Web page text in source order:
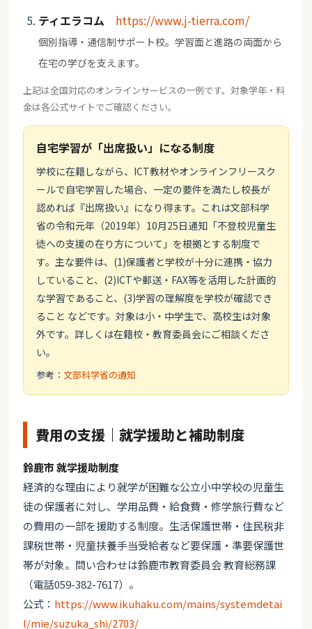
ティエラコム https://www.j-tierra.com/
個別指導・通信制サポート校。学習面と進路の両面から
在宅の学びを支えます。
上記は全国対応のオンラインサービスの一例です。対象学年・料
金は各公式サイトでご確認ください。
自宅学習が「出席扱い」になる制度
学校に在籍しながら、ICT教材やオンラインフリースク
ールで自宅学習した場合、一定の要件を満たし校長が
認めれば『出席扱い』になり得ます。これは文部科学
省の令和元年（2019年）10月25日通知「不登校児童生
徒への支援の在り方について」を根拠とする制度で
す。主な要件は、(1)保護者と学校が十分に連携・協力
していること、(2)ICTや郵送・FAX等を活用した計画的
な学習であること、(3)学習の理解度を学校が確認でき
ること などです。対象は小・中学生で、高校生は対象
外です。詳しくは在籍校・教育委員会にご相談くださ
い。
参考： 文部科学省の通知
費用の支援｜就学援助と補助制度
鈴鹿市 就学援助制度
経済的な理由により就学が困難な公立小中学校の児童生
徒の保護者に対し、学用品費・給食費・修学旅行費など
の費用の一部を援助する制度。生活保護世帯・住民税非
課税世帯・児童扶養手当受給者など要保護・準要保護世
帯が対象。問い合わせは鈴鹿市教育委員会 教育総務課
（電話059-382-7617）。
公式： https://www.ikuhaku.com/mains/systemdetai
l/mie/suzuka_shi/2703/